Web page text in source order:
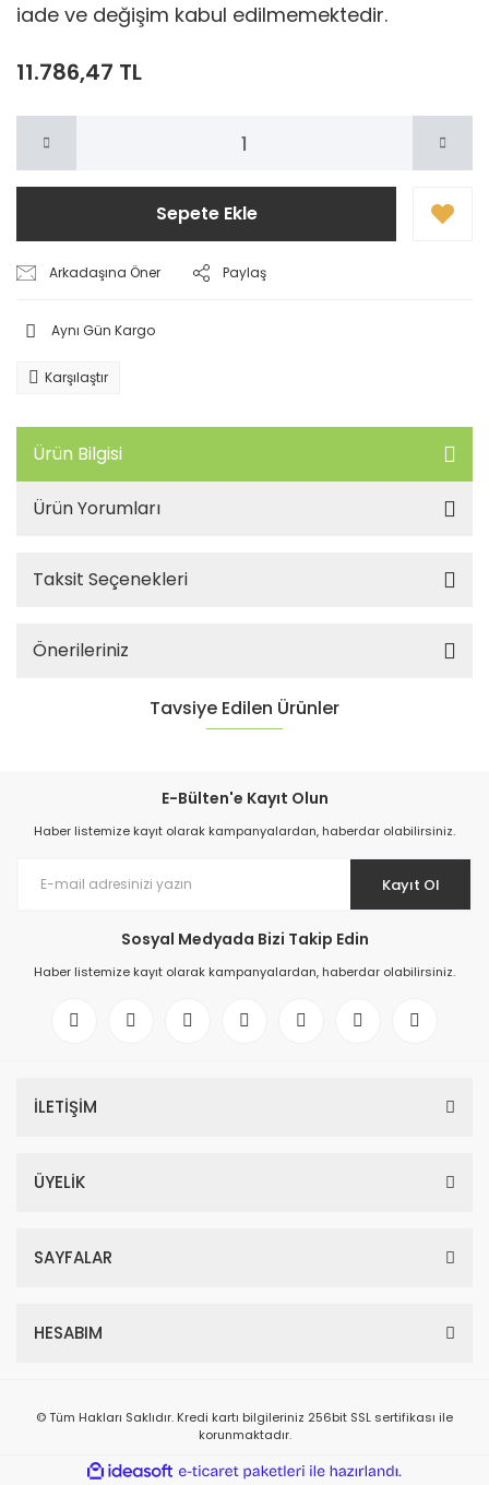
iade ve değişim kabul edilmemektedir.
11.786,47 TL
Sepete Ekle
Arkadaşına Öner Paylaş
Aynı Gün Kargo
Karşılaştır
Ürün Bilgisi
Ürün Yorumları
Taksit Seçenekleri
Önerileriniz
Tavsiye Edilen Ürünler
E-Bülten'e Kayıt Olun
Haber listemize kayıt olarak kampanyalardan, haberdar olabilirsiniz.
Kayıt Ol
Sosyal Medyada Bizi Takip Edin
Haber listemize kayıt olarak kampanyalardan, haberdar olabilirsiniz.
İLETİŞİM
ÜYELİK
SAYFALAR
HESABIM
© Tüm Hakları Saklıdır. Kredi kartı bilgileriniz 256bit SSL sertifikası ile
korunmaktadır.
ideasoft
e-